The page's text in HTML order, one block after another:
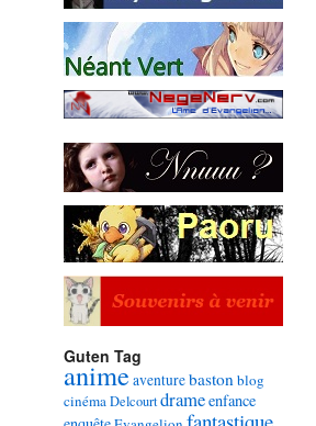
Guten Tag
animeaventurebaston blog
cinémaDelcourtdrameenfance